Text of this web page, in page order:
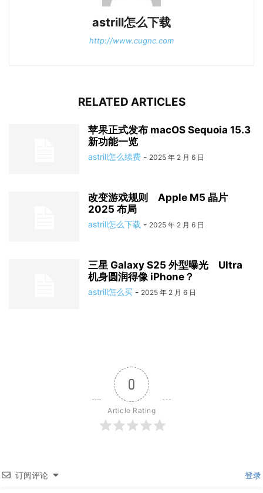
astrill怎么下载
http://www.cugnc.com
RELATED ARTICLES
苹果正式发布 macOS Sequoia 15.3
新功能一览
astrill怎么续费 - 2025 年 2 月 6 日
改变游戏规则 Apple M5 晶片
2025 布局
astrill怎么下载 - 2025 年 2 月 6 日
三星 Galaxy S25 外型曝光 Ultra
机身圆润得像 iPhone？
astrill怎么买 - 2025 年 2 月 6 日
0
Article Rating
订阅评论 登录